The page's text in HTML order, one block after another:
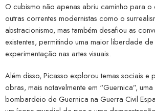
O cubismo não apenas abriu caminho para o
outras correntes modernistas como o
abstracionismo, mas também desafiou as
existentes, permitindo uma maior liberdade
experimentação nas artes visuais.
Além disso, Picasso explorou temas sociais e
obras, mais notavelmente em “Guernica”,
bombardeio de Guernica na Guerra Civil